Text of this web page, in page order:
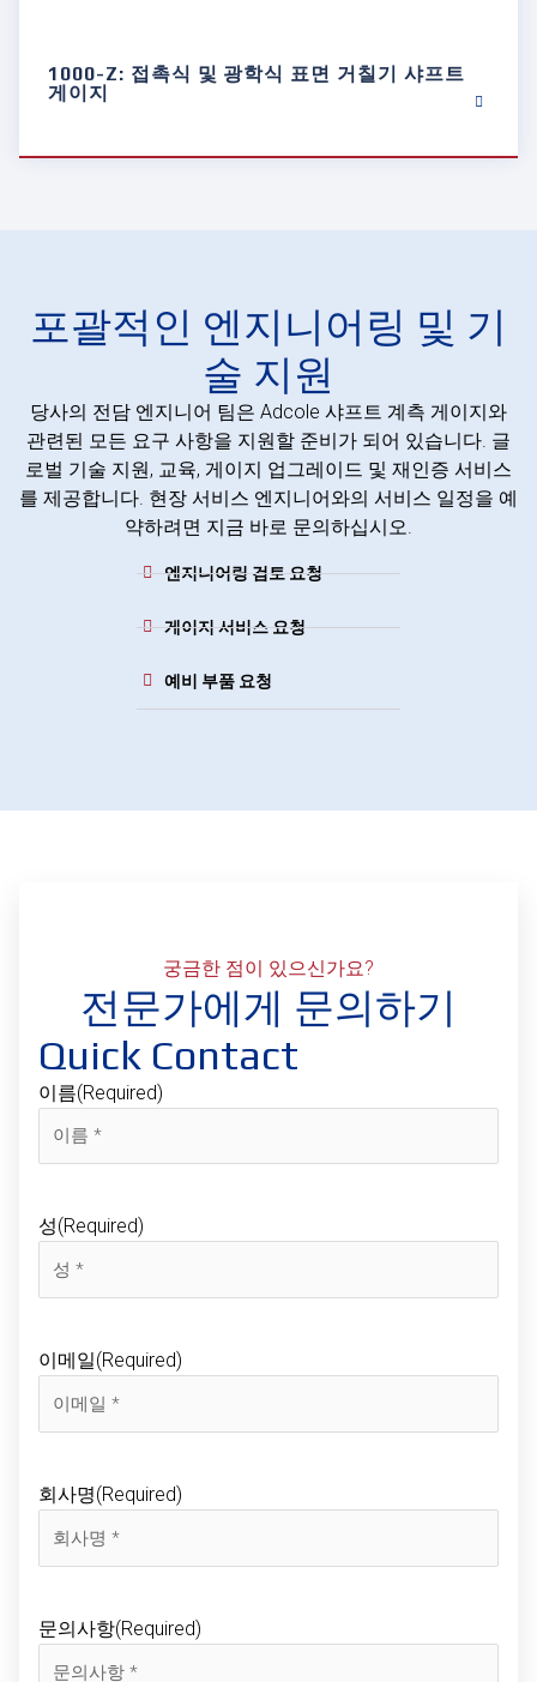
1000-Z: 접촉식 및 광학식 표면 거칠기 샤프트
게이지
포괄적인 엔지니어링 및 기
술 지원
당사의 전담 엔지니어 팀은 Adcole 샤프트 계측 게이지와
관련된 모든 요구 사항을 지원할 준비가 되어 있습니다. 글
로벌 기술 지원, 교육, 게이지 업그레이드 및 재인증 서비스
를 제공합니다. 현장 서비스 엔지니어와의 서비스 일정을 예
약하려면 지금 바로 문의하십시오.
엔지니어링 검토 요청
게이지 서비스 요청
예비 부품 요청
궁금한 점이 있으신가요?
전문가에게 문의하기
Quick Contact
이름(Required)
성(Required)
이메일(Required)
회사명(Required)
문의사항(Required)